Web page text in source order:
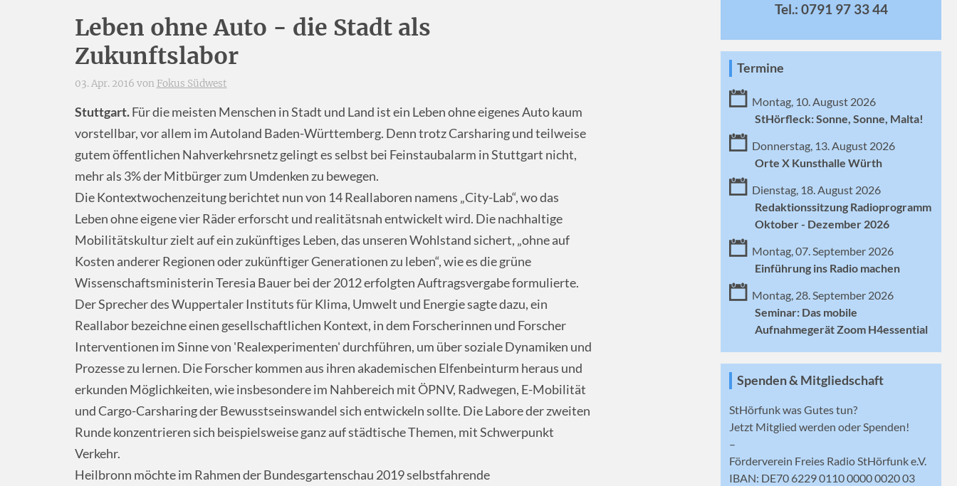
Leben ohne Auto - die Stadt als
Zukunftslabor
03. Apr. 2016 von Fokus Südwest
Stuttgart.Für die meisten Menschen in Stadt und Land ist ein Leben ohne eigenes Auto kaum
vorstellbar, vor allem im Autoland Baden-Württemberg. Denn trotz Carsharing und teilweise
gutem öffentlichen Nahverkehrsnetz gelingt es selbst bei Feinstaubalarm in Stuttgart nicht,
mehr als 3% der Mitbürger zum Umdenken zu bewegen.
Die Kontextwochenzeitung berichtet nun von 14 Reallaboren namens „City-Lab“, wo das
Leben ohne eigene vier Räder erforscht und realitätsnah entwickelt wird. Die nachhaltige
Mobilitätskultur zielt auf ein zukünftiges Leben, das unseren Wohlstand sichert, „ohne auf
Kosten anderer Regionen oder zukünftiger Generationen zu leben“, wie es die grüne
Wissenschaftsministerin Teresia Bauer bei der 2012 erfolgten Auftragsvergabe formulierte.
Der Sprecher des Wuppertaler Instituts für Klima, Umwelt und Energie sagte dazu, ein
Reallabor bezeichne einen gesellschaftlichen Kontext, in dem Forscherinnen und Forscher
Interventionen im Sinne von 'Realexperimenten' durchführen, um über soziale Dynamiken und
Prozesse zu lernen. Die Forscher kommen aus ihren akademischen Elfenbeinturm heraus und
erkunden Möglichkeiten, wie insbesondere im Nahbereich mit ÖPNV, Radwegen, E-Mobilität
und Cargo-Carsharing der Bewusstseinswandel sich entwickeln sollte. Die Labore der zweiten
Runde konzentrieren sich beispielsweise ganz auf städtische Themen, mit Schwerpunkt
Verkehr.
Heilbronn möchte im Rahmen der Bundesgartenschau 2019 selbstfahrende
Tel.: 0791 97 33 44
Termine
Montag, 10. August 2026
StHörfleck: Sonne, Sonne, Malta!
Donnerstag, 13. August 2026
Orte X Kunsthalle Würth
Dienstag, 18. August 2026
Redaktionssitzung Radioprogramm
Oktober - Dezember 2026
Montag, 07. September 2026
Einführung ins Radio machen
Montag, 28. September 2026
Seminar: Das mobile
Aufnahmegerät Zoom H4essential
Spenden & Mitgliedschaft
StHörfunk was Gutes tun?
Jetzt Mitglied werden oder Spenden!
–
Förderverein Freies Radio StHörfunk e.V.
IBAN: DE70 6229 0110 0000 0020 03